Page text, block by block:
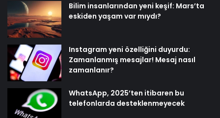
Bilim insanlarından yeni keşif: Mars’ta
eskiden yaşam var mıydı?
Instagram yeni özelliğini duyurdu:
Zamanlanmış mesajlar! Mesaj nasıl
zamanlanır?
WhatsApp, 2025’ten itibaren bu
telefonlarda desteklenmeyecek